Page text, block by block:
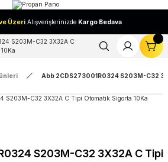
Üzeri Alışverişlerinizde Kargo Bedava
Abb 2CDS273001R0324 S203M-C32
S203M-C32 3X32A C Tipi